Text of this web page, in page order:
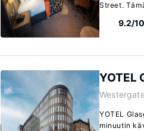
Street.
9.2/10
YOTEL
YOTEL
minuutin